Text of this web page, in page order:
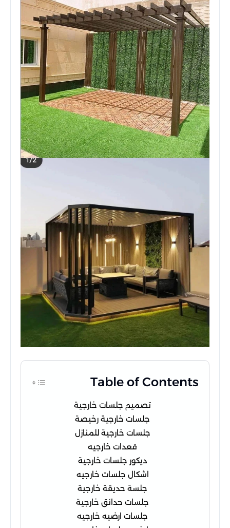
Table of Contents
تصميم جلسات خارجية
جلسات خارجية رخيصة
جلسات خارجية للمنازل
قعدات خارجيه
ديكور جلسات خارجية
اشكال جلسات خارجيه
جلسة حديقة خارجية
جلسات حدائق خارجية
جلسات ارضيه خارجيه